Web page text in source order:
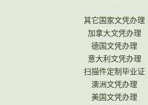
其它国家文凭办理
加拿大文凭办理
德国文凭办理
意大利文凭办理
扫描件定制毕业证
澳洲文凭办理
美国文凭办理